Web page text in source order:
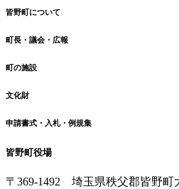
皆野町について
町長・議会・広報
町の施設
文化財
申請書式・入札・例規集
皆野町役場
〒369-1492 埼玉県秩父郡皆野町